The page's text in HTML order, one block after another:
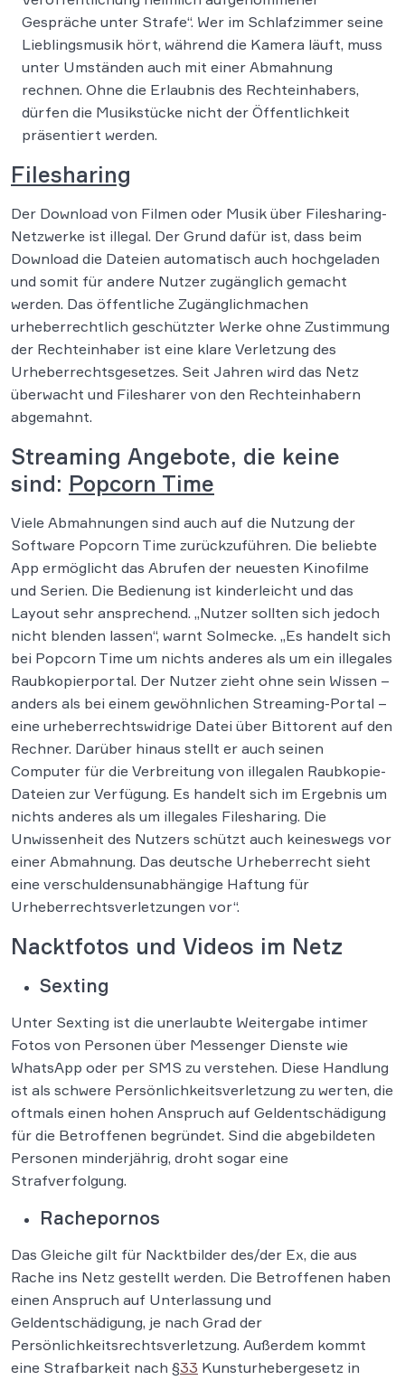
Gespräche unter Strafe“. Wer im Schlafzimmer seine
Lieblingsmusik hört, während die Kamera läuft, muss
unter Umständen auch mit einer Abmahnung
rechnen. Ohne die Erlaubnis des Rechteinhabers,
dürfen die Musikstücke nicht der Öffentlichkeit
präsentiert werden.
Filesharing
Der Download von Filmen oder Musik über Filesharing-
Netzwerke ist illegal. Der Grund dafür ist, dass beim
Download die Dateien automatisch auch hochgeladen
und somit für andere Nutzer zugänglich gemacht
werden. Das öffentliche Zugänglichmachen
urheberrechtlich geschützter Werke ohne Zustimmung
der Rechteinhaber ist eine klare Verletzung des
Urheberrechtsgesetzes. Seit Jahren wird das Netz
überwacht und Filesharer von den Rechteinhabern
abgemahnt.
Streaming Angebote, die keine
sind: Popcorn Time
Viele Abmahnungen sind auch auf die Nutzung der
Software Popcorn Time zurückzuführen. Die beliebte
App ermöglicht das Abrufen der neuesten Kinofilme
und Serien. Die Bedienung ist kinderleicht und das
Layout sehr ansprechend. „Nutzer sollten sich jedoch
nicht blenden lassen“, warnt Solmecke. „Es handelt sich
bei Popcorn Time um nichts anderes als um ein illegales
Raubkopierportal. Der Nutzer zieht ohne sein Wissen –
anders als bei einem gewöhnlichen Streaming-Portal –
eine urheberrechtswidrige Datei über Bittorent auf den
Rechner. Darüber hinaus stellt er auch seinen
Computer für die Verbreitung von illegalen Raubkopie-
Dateien zur Verfügung. Es handelt sich im Ergebnis um
nichts anderes als um illegales Filesharing. Die
Unwissenheit des Nutzers schützt auch keineswegs vor
einer Abmahnung. Das deutsche Urheberrecht sieht
eine verschuldensunabhängige Haftung für
Urheberrechtsverletzungen vor“.
Nacktfotos und Videos im Netz
Sexting
Unter Sexting ist die unerlaubte Weitergabe intimer
Fotos von Personen über Messenger Dienste wie
WhatsApp oder per SMS zu verstehen. Diese Handlung
ist als schwere Persönlichkeitsverletzung zu werten, die
oftmals einen hohen Anspruch auf Geldentschädigung
für die Betroffenen begründet. Sind die abgebildeten
Personen minderjährig, droht sogar eine
Strafverfolgung.
Rachepornos
Das Gleiche gilt für Nacktbilder des/der Ex, die aus
Rache ins Netz gestellt werden. Die Betroffenen haben
einen Anspruch auf Unterlassung und
Geldentschädigung, je nach Grad der
Persönlichkeitsrechtsverletzung. Außerdem kommt
eine Strafbarkeit nach §33 Kunsturhebergesetz in